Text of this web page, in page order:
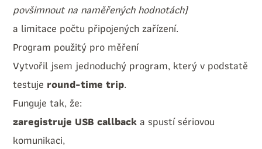
povšimnout na naměřených hodnotách)
a limitace počtu připojených zařízení.
Program použitý pro měření
Vytvořil jsem jednoduchý program, který v podstatě
testuje round-time trip.
Funguje tak, že:
zaregistruje USB callbacka spustí sériovou
komunikaci,